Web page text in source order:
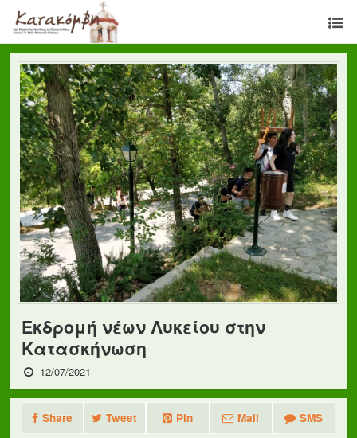
Εκδρομή νέων Λυκείου στην
Κατασκήνωση
12/07/2021
Share Tweet Pin Mail SMS